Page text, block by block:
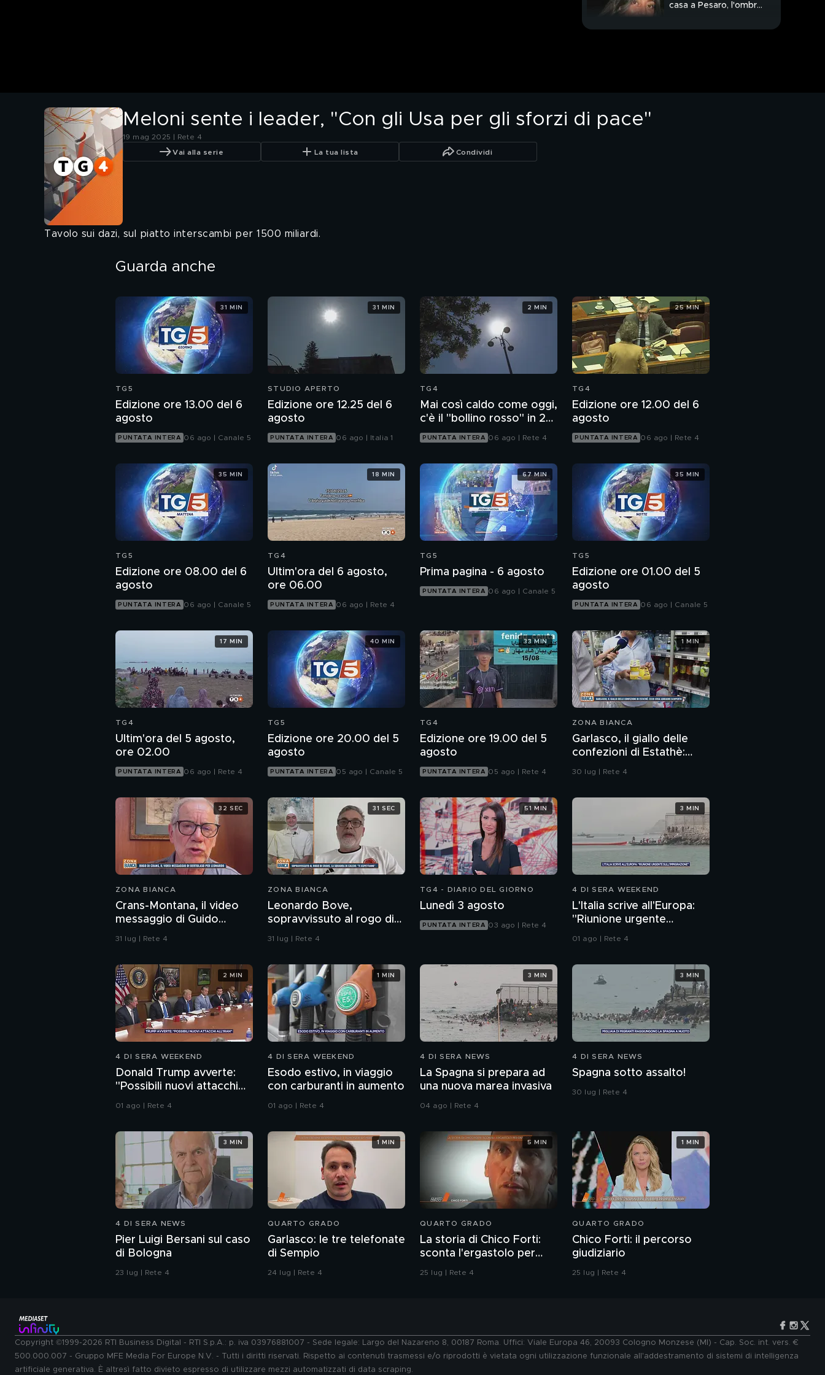
casa a Pesaro, l'ombra
Meloni sente i leader, "Con gli Usa per gli sforzi di pace"
19 mag 2025 | Rete 4
Vai alla serie La tua lista Condividi
Tavolo sui dazi, sul piatto interscambi per 1500 miliardi.
Guarda anche
TG5
Edizione ore 13.00 del 6
agosto
PUNTATA INTERA 06 ago | Canale 5
31 MIN
STUDIO APERTO
Edizione ore 12.25 del 6
agosto
PUNTATA INTERA 06 ago | Italia 1
31 MIN
TG4
Mai così caldo come oggi,
c'è il "bollino rosso" in 27
città
PUNTATA INTERA 06 ago | Rete 4
2 MIN
TG4
Edizione ore 12.00 del 6
agosto
PUNTATA INTERA 06 ago | Rete 4
25 MIN
TG5
Edizione ore 08.00 del 6
agosto
PUNTATA INTERA 06 ago | Canale 5
35 MIN
TG4
Ultim'ora del 6 agosto,
ore 06.00
PUNTATA INTERA 06 ago | Rete 4
18 MIN
TG5
Prima pagina - 6 agosto
PUNTATA INTERA 06 ago | Canale 5
67 MIN
TG5
Edizione ore 01.00 del 5
agosto
PUNTATA INTERA 06 ago | Canale 5
35 MIN
TG4
Ultim'ora del 5 agosto,
ore 02.00
PUNTATA INTERA 06 ago | Rete 4
17 MIN
TG5
Edizione ore 20.00 del 5
agosto
PUNTATA INTERA 05 ago | Canale 5
40 MIN
TG4
Edizione ore 19.00 del 5
agosto
PUNTATA INTERA 05 ago | Rete 4
33 MIN
ZONA BIANCA
Garlasco, il giallo delle
confezioni di Estathè:
ecco cosa abbiamo
30 lug | Rete 4
1 MIN
ZONA BIANCA
Crans-Montana, il video
messaggio di Guido
Bertolaso per Leonardo
31 lug | Rete 4
32 SEC
ZONA BIANCA
Leonardo Bove,
sopravvissuto al rogo di
Crans-Montana, la
31 lug | Rete 4
31 SEC
TG4 - DIARIO DEL GIORNO
Lunedì 3 agosto
PUNTATA INTERA 03 ago | Rete 4
51 MIN
4 DI SERA WEEKEND
L'Italia scrive all'Europa:
"Riunione urgente
sull'immigrazione"
01 ago | Rete 4
3 MIN
4 DI SERA WEEKEND
Donald Trump avverte:
"Possibili nuovi attacchi
all'Iran"
01 ago | Rete 4
2 MIN
4 DI SERA WEEKEND
Esodo estivo, in viaggio
con carburanti in aumento
01 ago | Rete 4
1 MIN
4 DI SERA NEWS
La Spagna si prepara ad
una nuova marea invasiva
04 ago | Rete 4
3 MIN
4 DI SERA NEWS
Spagna sotto assalto!
30 lug | Rete 4
3 MIN
4 DI SERA NEWS
Pier Luigi Bersani sul caso
di Bologna
23 lug | Rete 4
3 MIN
QUARTO GRADO
Garlasco: le tre telefonate
di Sempio
24 lug | Rete 4
1 MIN
QUARTO GRADO
La storia di Chico Forti:
sconta l'ergastolo per
omicidio
25 lug | Rete 4
5 MIN
QUARTO GRADO
Chico Forti: il percorso
giudiziario
25 lug | Rete 4
1 MIN
Copyright ©1999-2026 RTI Business Digital - RTI S.p.A.: p. iva 03976881007 - Sede legale: Largo del Nazareno 8, 00187 Roma. Uffici: Viale Europa 46, 20093 Cologno Monzese (MI) - Cap. Soc. int. vers. €
500.000.007 - Gruppo MFE Media For Europe N.V. - Tutti i diritti riservati. Rispetto ai contenuti trasmessi e/o riprodotti è vietata ogni utilizzazione funzionale all'addestramento di sistemi di intelligenza
artificiale generativa. È altresì fatto divieto espresso di utilizzare mezzi automatizzati di data scraping.